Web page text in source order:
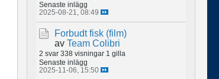
Senaste inlägg
2025-08-21, 08:49
Forbudt fisk (film)
av Team Colibri
2 svar 338 visningar 1 gilla
Senaste inlägg
2025-11-06, 15:50